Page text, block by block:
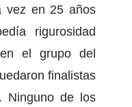
vez en 25 años
rigurosidad
el grupo del
finalistas
Ninguno de los